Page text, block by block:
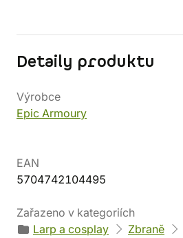
Detaily produktu
Výrobce
Epic Armoury
EAN
5704742104495
Zařazeno v kategoriích
Larp a cosplay
Zbraně